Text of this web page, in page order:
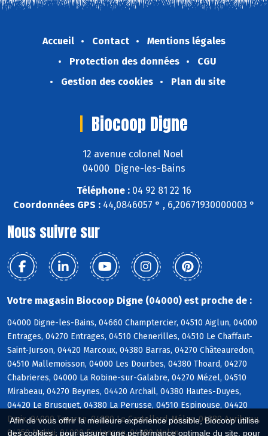
Afin de vous offrir la meilleure expérience possible, Biocoop utilise
des cookies : pour assurer une performance optimale du site, pour
Accueil Contact
Mentions légales
Protection des données
CGU
Gestion des cookies
Plan du site
Biocoop Digne
12 avenue colonel Noel
04000 Digne-les-Bains
Téléphone : 04 92 81 22 16
Coordonnées GPS : 44,0846057 ° , 6,20671930000003 °
Nous suivre sur
Votre magasin Biocoop Digne (04000) est proche de :
04000 Digne-les-Bains, 04660 Champtercier, 04510 Aiglun, 04000
Entrages, 04270 Entrages, 04510 Chenerilles, 04510 Le Chaffaut-
Saint-Jurson, 04420 Marcoux, 04380 Barras, 04270 Châteauredon,
04510 Mallemoisson, 04000 Les Dourbes, 04380 Thoard, 04270
Chabrieres, 04000 La Robine-sur-Galabre, 04270 Mézel, 04510
Mirabeau, 04270 Beynes, 04420 Archail, 04380 Hautes-Duyes,
04420 Le Brusquet, 04380 La Perusse, 04510 Espinouse, 04420
Draix, 04000 Tanaron, 04380 Le Castellard-Mélan, 04380 Auribeau,
04350 Malijai, 04000 Esclangon, 04380 Melan